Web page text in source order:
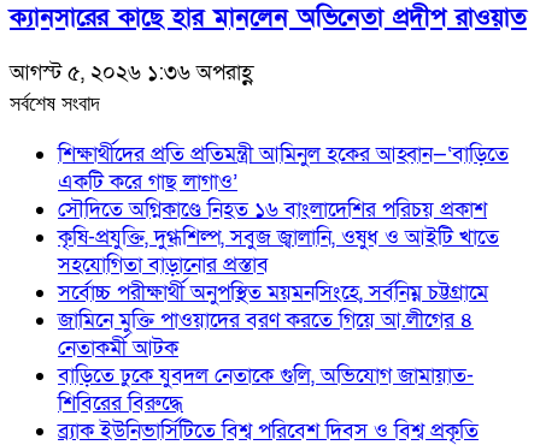
ক্যানসারের কাছে হার মানলেন অভিনেতা প্রদীপ রাওয়াত
আগস্ট ৫, ২০২৬ ১:৩৬ অপরাহ্ণ
সর্বশেষ সংবাদ
শিক্ষার্থীদের প্রতি প্রতিমন্ত্রী আমিনুল হকের আহ্বান—‘বাড়িতে
একটি করে গাছ লাগাও’
সৌদিতে অগ্নিকাণ্ডে নিহত ১৬ বাংলাদেশির পরিচয় প্রকাশ
কৃষি-প্রযুক্তি, দুগ্ধশিল্প, সবুজ জ্বালানি, ওষুধ ও আইটি খাতে
সহযোগিতা বাড়ানোর প্রস্তাব
সর্বোচ্চ পরীক্ষার্থী অনুপস্থিত ময়মনসিংহে, সর্বনিম্ন চট্টগ্রামে
জামিনে মুক্তি পাওয়াদের বরণ করতে গিয়ে আ.লীগের ৪
নেতাকর্মী আটক
বাড়িতে ঢুকে যুবদল নেতাকে গুলি, অভিযোগ জামায়াত-
শিবিরের বিরুদ্ধে
ব্র্যাক ইউনিভার্সিটিতে বিশ্ব পরিবেশ দিবস ও বিশ্ব প্রকৃতি